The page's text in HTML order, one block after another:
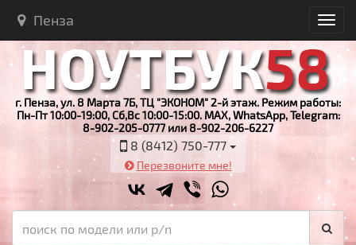
Пенза
г. Пенза, ул. 8 Марта 7Б, ТЦ "ЭКОНОМ" 2-й этаж. Режим работы:
Пн-Пт 10:00-19:00, Сб,Вс 10:00-15:00. MAX, WhatsApp, Telegram:
8-902-205-0777 или 8-902-206-6227
8 (8412) 750-777
Перезвоните мне!